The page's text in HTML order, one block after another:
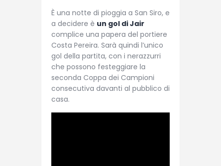
È una notte di pioggia a San Siro, e
a decidere è un gol di Jair
complice una papera del portiere
Costa Pereira. Sarà quindi l’unico
gol della partita, con i nerazzurri
che possono festeggiare la
seconda Coppa dei Campioni
consecutiva davanti al pubblico di
casa.